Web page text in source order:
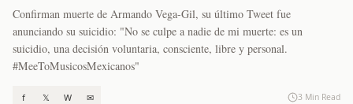
Confirman muerte de Armando Vega-Gil, su último Tweet fue
anunciando su suicidio: "No se culpe a nadie de mi muerte: es un
suicidio, una decisión voluntaria, consciente, libre y personal.
#MeeToMusicosMexicanos"
f 𝕏 W ✉ 3 Min Read